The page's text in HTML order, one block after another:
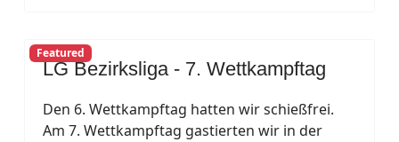
Featured
LG Bezirksliga - 7. Wettkampftag
Den 6. Wettkampftag hatten wir schießfrei.
Am 7. Wettkampftag gastierten wir in der